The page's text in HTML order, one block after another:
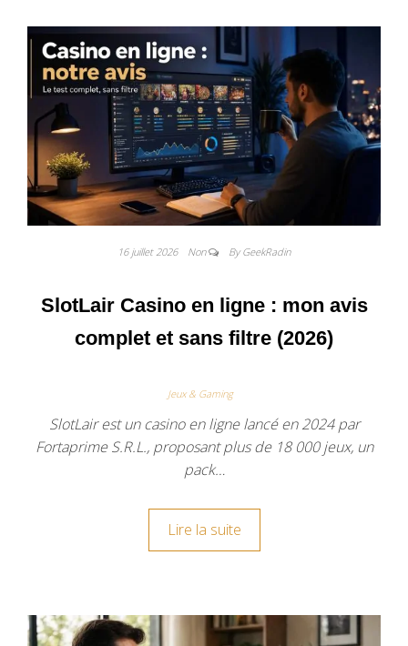
16 juillet 2026 Non By GeekRadin
SlotLair Casino en ligne : mon avis
complet et sans filtre (2026)
Jeux & Gaming
SlotLair est un casino en ligne lancé en 2024 par
Fortaprime S.R.L., proposant plus de 18 000 jeux, un
pack…
Lire la suite